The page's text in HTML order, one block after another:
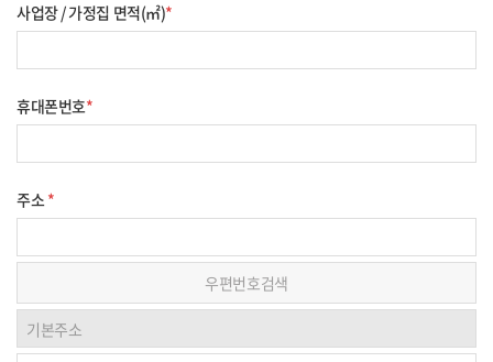
사업장 / 가정집 면적(㎡)*
휴대폰번호*
주소*
우편번호검색